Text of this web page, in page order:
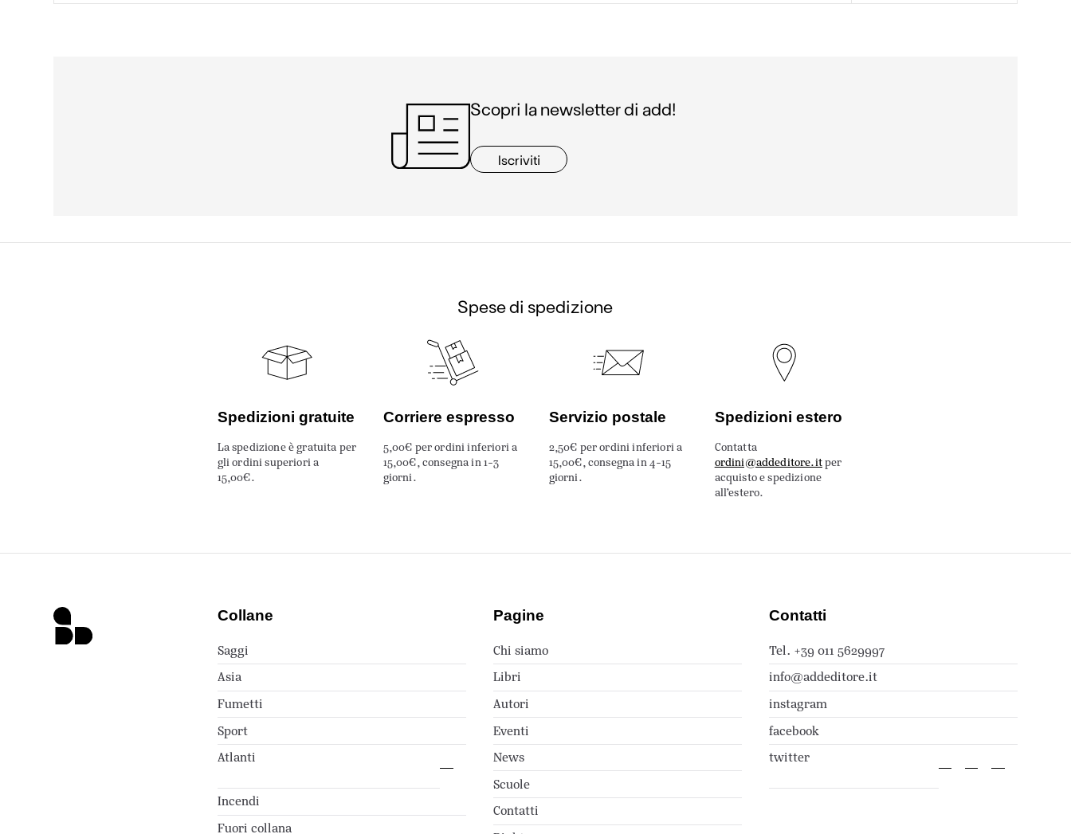
Scopri la newsletter di add!
Iscriviti
Spese di spedizione
Spedizioni gratuite
La spedizione è gratuita per
gli ordini superiori a
15,00€.
Corriere espresso
5,00€ per ordini inferiori a
15,00€, consegna in 1-3
giorni.
Servizio postale
2,50€ per ordini inferiori a
15,00€, consegna in 4-15
giorni.
Spedizioni estero
Contatta
ordini@addeditore.itper
acquisto e spedizione
all’estero.
Collane
Saggi
Asia
Fumetti
Sport
Atlanti
Incendi
Fuori collana
Pagine
Chi siamo
Libri
Autori
Eventi
News
Scuole
Contatti
Contatti
Tel. +39 011 5629997
info@addeditore.it
instagram
facebook
twitter